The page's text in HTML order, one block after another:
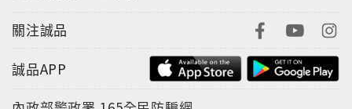
關注誠品
誠品APP